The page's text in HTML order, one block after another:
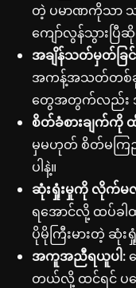
တဲ့ ပမာဏကိုသာ သ
ကျော်လွန်သွားပြီ
အချိန်သတ်မှတ်ခြင်
အကန့်အသတ်တစ်ခုအ
တွေအတွက်လည်း အခ
စိတ်ခံစားချက်ကို ထိ
မှမဟုတ် စိတ်မကြည်
ပါနဲ့။
ဆုံးရှုံးမှုကို လိုက်မ
ရအောင်လို့ ထပ်ခါထ
ပိုမိုကြီးမားတဲ့ ဆုံး
အကူအညီရယူပါ:
တယ်လို့ ထင်ရင် ပ